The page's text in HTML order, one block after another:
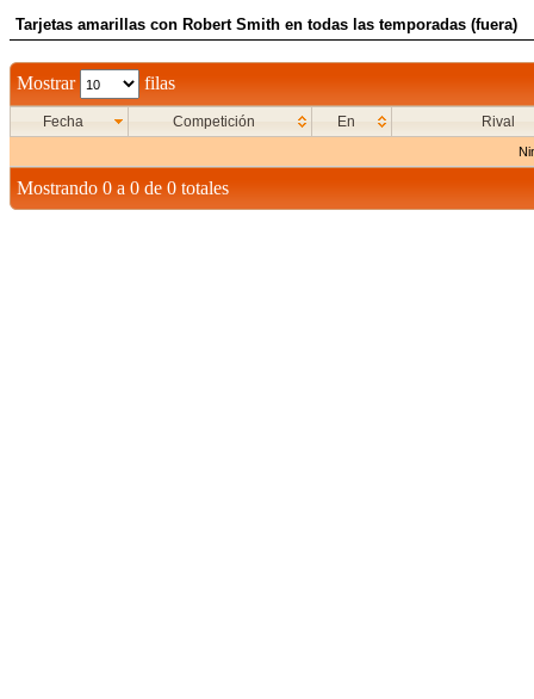
Tarjetas amarillas con Robert Smith en todas las temporadas (fuera)
Mostrar filas
Fecha Competición En Rival
Mostrando 0 a 0 de 0 totales